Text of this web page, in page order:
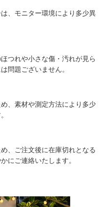
、モニター環境により多少異
つれや小さな傷・汚れが見ら
問題ございません。
、素材や測定方法により多少
、ご注文後に在庫切れとなる
にご連絡いたします。